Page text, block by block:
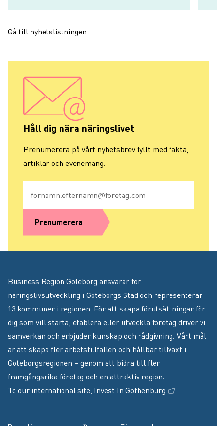
Gå till nyhetslistningen
Håll dig nära näringslivet
Prenumerera på vårt nyhetsbrev fyllt med fakta,
artiklar och evenemang.
Prenumerera
Business Region Göteborg ansvarar för
näringslivsutveckling i Göteborgs Stad och representerar
13 kommuner i regionen. För att skapa förutsättningar för
dig som vill starta, etablera eller utveckla företag driver vi
samverkan och erbjuder kunskap och rådgivning. Vårt mål
är att skapa fler arbetstillfällen och hållbar tillväxt i
Göteborgsregionen – genom att bidra till fler
framgångsrika företag och en attraktiv region.
To our international site, Invest In Gothenburg